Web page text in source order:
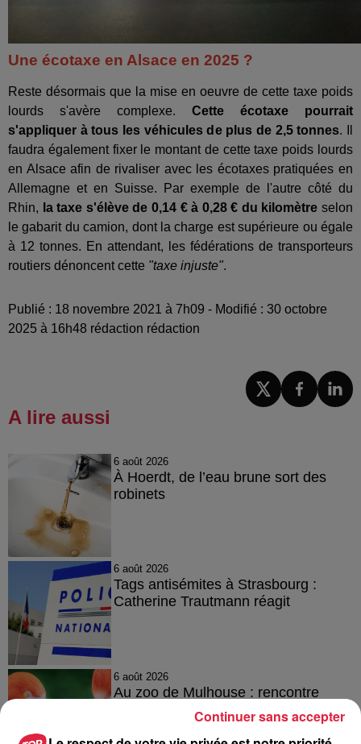
Une écotaxe en Alsace en 2025 ?
Reste désormais que la mise en oeuvre de cette taxe poids
lourds s'avère complexe. Cette écotaxe pourrait
s'appliquer à tous les véhicules de plus de 2,5 tonnes. Il
faudra également fixer le montant de cette taxe poids lourds
en Alsace afin de rivaliser avec les écotaxes pratiquées en
Allemagne et en Suisse. Par exemple de l'autre côté du
Rhin, la taxe s'élève de 0,14 € à 0,28 € du kilomètre selon
le gabarit du camion, dont la charge est supérieure ou égale
à 12 tonnes. En attendant, les fédérations de transporteurs
routiers dénoncent cette "taxe injuste".
Publié : 18 novembre 2021 à 7h09 - Modifié : 30 octobre
2025 à 16h48 rédaction rédaction
A lire aussi
6 août 2026
À Hoerdt, de l’eau brune sort des
robinets
6 août 2026
Tags antisémites à Strasbourg :
Catherine Trautmann réagit
6 août 2026
Au zoo de Mulhouse : rencontre
avec les flamants rougesContinuer sans accepter